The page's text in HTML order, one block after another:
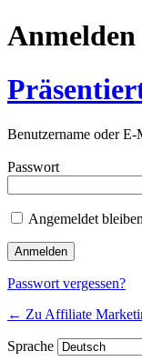
Anmelden
Benutzername oder
Passwort
Angemeldet bleiben
Passwort vergessen?
← Zu Affiliate
Sprache